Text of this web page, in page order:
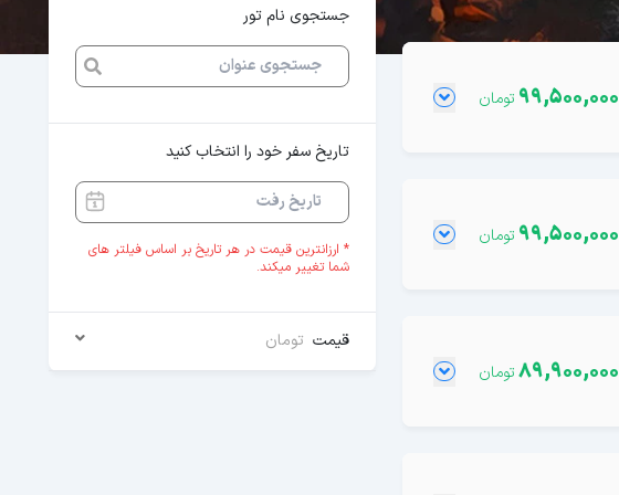
99,500,000
99,500,000
89,900,000
جستجوی نام تور
تاریخ سفر خود را انتخاب کنید
* ارزانترین قیمت در هر تاریخ بر اساس فیلتر های
شما تغییر میکند.
قیمت تومان